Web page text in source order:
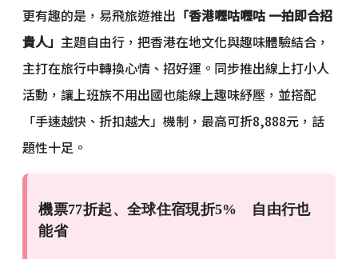
更有趣的是，易飛旅遊推出 「香港嚦咕嚦咕 一拍即合招
貴人」 主題自由行，把香港在地文化與趣味體驗結合，
主打在旅行中轉換心情、招好運。同步推出線上打小人
活動，讓上班族不用出國也能線上趣味紓壓，並搭配
「手速越快、折扣越大」機制，最高可折8,888元，話
題性十足。
機票77折起、全球住宿現折5% 自由行也
能省